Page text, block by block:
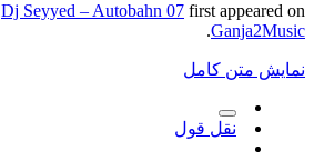
Dj Seyyed – Autobahn 07 first appeared on
Ganja2Music
.
نمایش متن کامل
نقل قول